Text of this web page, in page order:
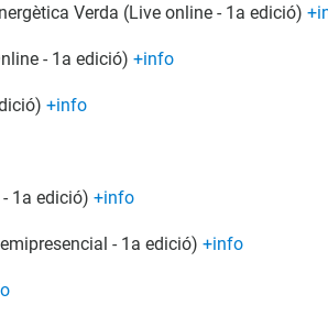
Verda (Live online - 1a edició)
- 1a edició) +info
+info
1a edició) +info
- 1a edició) +info